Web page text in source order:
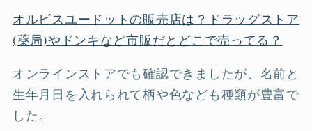
オルビスユードットの販売店は？ドラッグストア
(薬局)やドンキなど市販だとどこで売ってる？
オンラインストアでも確認できましたが、名前と
生年月日を入れられて柄や色なども種類が豊富で
した。